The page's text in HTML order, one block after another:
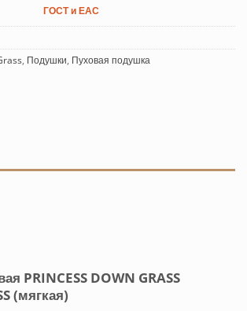
ГОСТ и ЕАС
, Подушки, Пуховая подушка
PRINCESS DOWN GRASS
(мягкая)